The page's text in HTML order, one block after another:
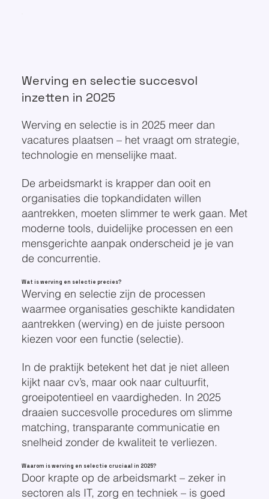
Werving en selectie succesvol
inzetten in 2025
Werving en selectie is in 2025 meer dan
vacatures plaatsen – het vraagt om strategie,
technologie en menselijke maat.
De arbeidsmarkt is krapper dan ooit en
organisaties die topkandidaten willen
aantrekken, moeten slimmer te werk gaan. Met
moderne tools, duidelijke processen en een
mensgerichte aanpak onderscheid je je van
de concurrentie.
Wat is werving en selectie precies?
Werving en selectie zijn de processen
waarmee organisaties geschikte kandidaten
aantrekken (werving) en de juiste persoon
kiezen voor een functie (selectie).
In de praktijk betekent het dat je niet alleen
kijkt naar cv’s, maar ook naar cultuurfit,
groeipotentieel en vaardigheden. In 2025
draaien succesvolle procedures om slimme
matching, transparante communicatie en
snelheid zonder de kwaliteit te verliezen.
Waarom is werving en selectie cruciaal in 2025?
Door krapte op de arbeidsmarkt – zeker in
sectoren als IT, zorg en techniek – is goed